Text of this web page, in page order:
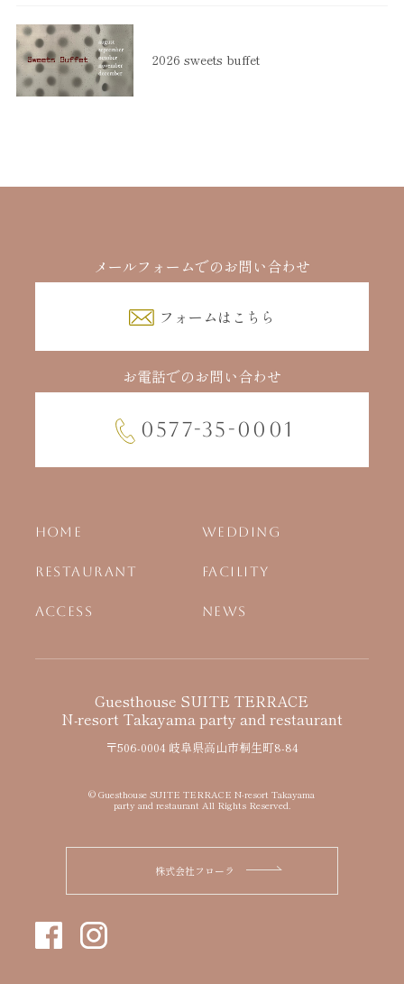
2026 sweets buffet
メールフォームでのお問い合わせ
フォームはこちら
お電話でのお問い合わせ
0577-35-0001
HOME WEDDING
RESTAURANT FACILITY
ACCESS NEWS
Guesthouse SUITE TERRACE
N-resort Takayama party and restaurant
〒506-0004 岐阜県高山市桐生町8-84
© Guesthouse SUITE TERRACE N-resort Takayama
party and restaurant All Rights Reserved.
株式会社フローラ